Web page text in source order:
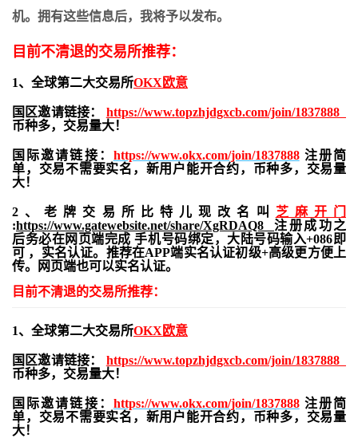
机。拥有这些信息后，我将予以发布。
目前不清退的交易所推荐：
1、全球第二大交易所OKX欧意
国区邀请链接： https://www.topzhjdgxcb.com/join/1837888
币种多，交易量大！
国际邀请链接： https://www.okx.com/join/1837888注册简
单，交易不需要实名，新用户能开合约， 币种多，交易量
大！
2、老牌交易所比特儿现改名叫 芝麻开门
:https://www.gatewebsite.net/share/XgRDAQ8 注册成功之
后务必在网页端完成 手机号码绑定，大陆号码输入+086即
可 ，实名认证。推荐在APP端实名认证初级+高级更方便上
传。网页端也可以实名认证。
目前不清退的交易所推荐：
1、全球第二大交易所OKX欧意
国区邀请链接： https://www.topzhjdgxcb.com/join/1837888
币种多，交易量大！
国际邀请链接： https://www.okx.com/join/1837888注册简
单，交易不需要实名，新用户能开合约， 币种多，交易量
大！